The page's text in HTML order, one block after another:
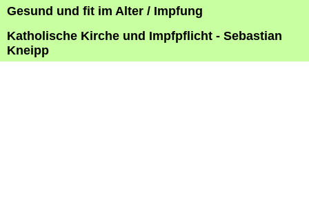
Gesund und fit im Alter / Impfung
Katholische Kirche und Impfpflicht - Sebastian
Kneipp